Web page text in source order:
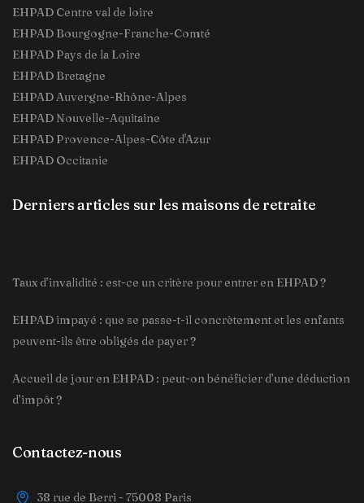
EHPAD Centre val de loire
EHPAD Bourgogne-Franche-Comté
EHPAD Pays de la Loire
EHPAD Bretagne
EHPAD Auvergne-Rhône-Alpes
EHPAD Nouvelle-Aquitaine
EHPAD Provence-Alpes-Côte d'Azur
EHPAD Occitanie
Derniers articles sur les maisons de retraite
Taux d’invalidité : est-ce un critère pour entrer en EHPAD ?
EHPAD impayé : que se passe-t-il concrètement et les enfants
peuvent-ils être obligés de payer ?
Accueil de jour en EHPAD : peut-on bénéficier d’une déduction
d’impôt ?
Contactez-nous
38 rue de Berri - 75008 Paris